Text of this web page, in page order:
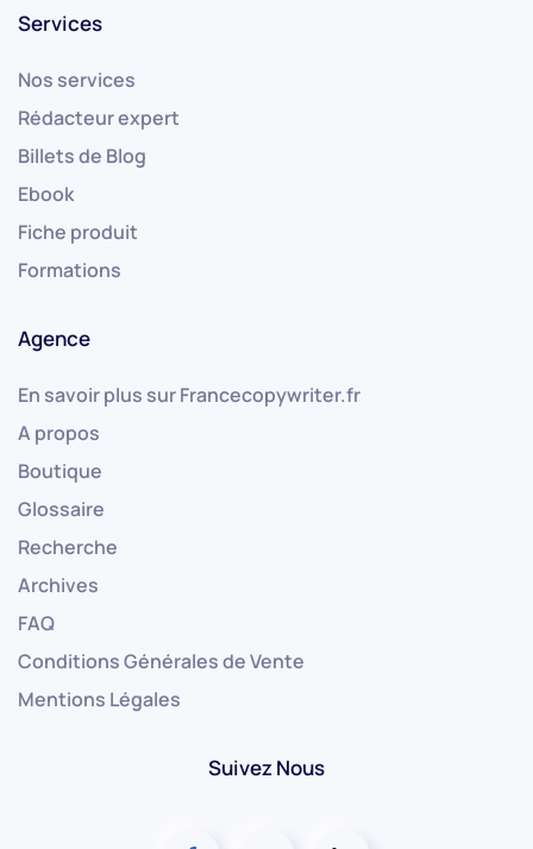
Services
Nos services
Rédacteur expert
Billets de Blog
Ebook
Fiche produit
Formations
Agence
En savoir plus sur Francecopywriter.fr
A propos
Boutique
Glossaire
Recherche
Archives
FAQ
Conditions Générales de Vente
Mentions Légales
Suivez Nous